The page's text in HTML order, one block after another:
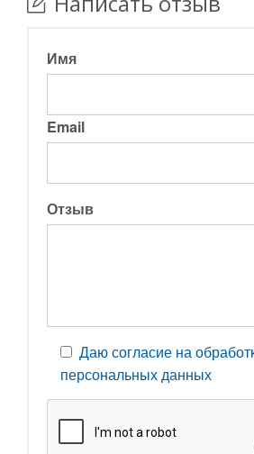
Имя
Email
Отзыв
Даю согласие на
персональных данных